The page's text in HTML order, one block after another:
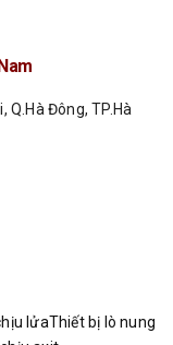
Q.Hà Đông, TP.Hà
lửaThiết bị lò nung